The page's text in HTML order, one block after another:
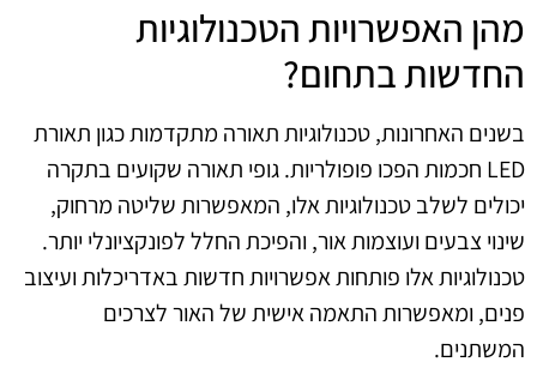
מהן האפשרויות הטכנולוגיות
החדשות בתחום?
בשנים האחרונות, טכנולוגיות תאורה מתקדמות כגון תאורת
LED חכמות הפכו פופולריות. גופי תאורה שקועים בתקרה
יכולים לשלב טכנולוגיות אלו, המאפשרות שליטה מרחוק,
שינוי צבעים ועוצמות אור, והפיכת החלל לפונקציונלי יותר.
טכנולוגיות אלו פותחות אפשרויות חדשות באדריכלות ועיצוב
פנים, ומאפשרות התאמה אישית של האור לצרכים
המשתנים.